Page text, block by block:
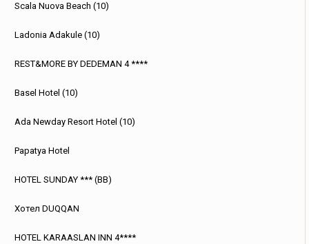
Scala Nuova Beach (10)
Ladonia Adakule (10)
REST&MORE BY DEDEMAN 4 ****
Basel Hotel (10)
Ada Newday Resort Hotel (10)
Papatya Hotel
HOTEL SUNDAY *** (BB)
Хотел DUQQAN
HOTEL KARAASLAN INN 4****